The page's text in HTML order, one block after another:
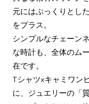
元にはぷっくりとし
をプラス。
シンプルなチェーン
な時計も、全体のム
在です。
Tシャツ×キャミワン
に、ジュエリーの「